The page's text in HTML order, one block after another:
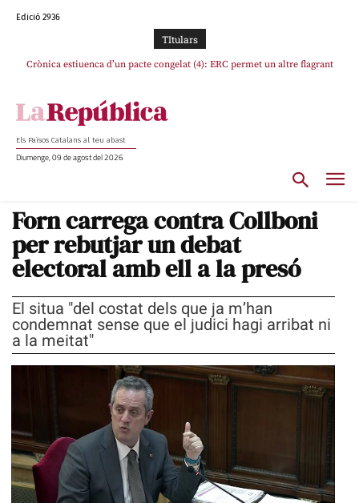
Edició 2936
TItulars
Crònica estiuenca d’un pacte congelat (4): ERC permet un altre flagrant
Rufián boicoteja l’estratègia d’acostament a Junts d’Oriol Junqueras
Els Països Catalans al teu abast
Diumenge, 09 de agost del 2026
Forn carrega contra Collboni
per rebutjar un debat
electoral amb ell a la presó
El situa "del costat dels que ja m’han
condemnat sense que el judici hagi arribat ni
a la meitat"